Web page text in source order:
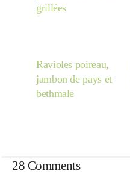
grillées
Ravioles poireau,
jambon de pays et
bethmale
28 Comments